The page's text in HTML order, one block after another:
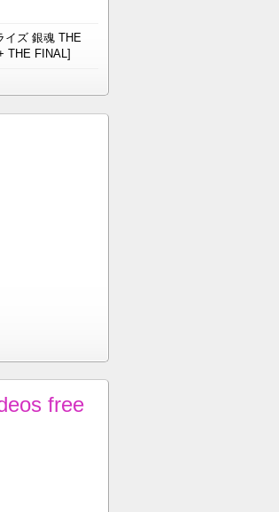
イズ 銀魂 THE
THE FINAL]
free